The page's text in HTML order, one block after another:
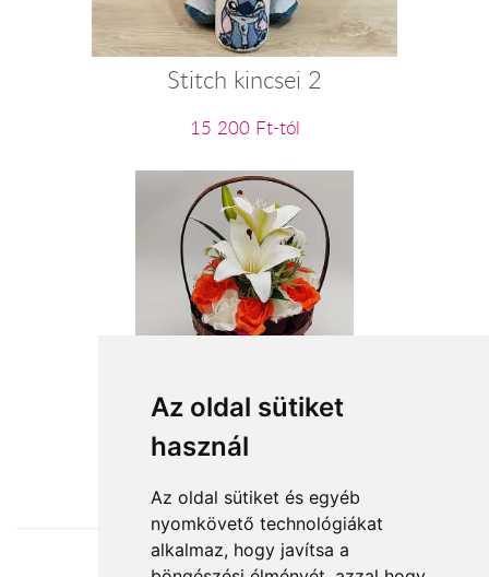
Az oldal sütiket
használ
Az oldal sütiket és egyéb
nyomkövető technológiákat
alkalmaz, hogy javítsa a
Stitch kincsei 2
15 200 Ft-tól
Kosárnyi szépség
16 320 Ft-tól